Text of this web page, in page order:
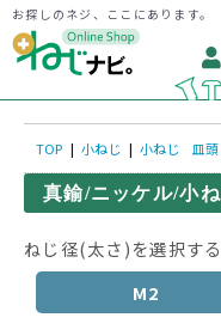
お探しのネジ、ここにあります。
TOP | 小ねじ | 小ねじ 皿頭
真鍮/ニッケル/小
ねじ径(太さ)を選択す
M2